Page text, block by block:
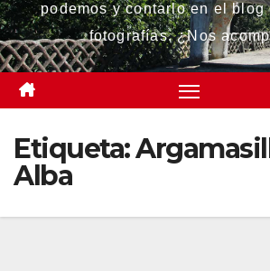
podemos y contarlo en el blog
fotografías. ¿Nos
Etiqueta:
Alba